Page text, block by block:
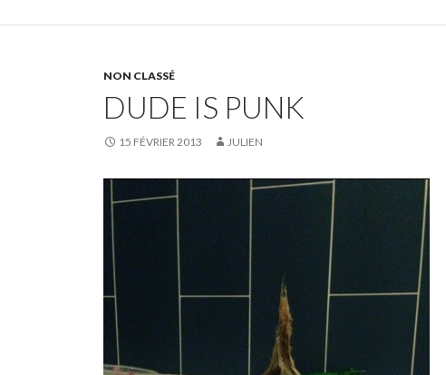
NON CLASSÉ
DUDE IS PUNK
15 FÉVRIER 2013 JULIEN